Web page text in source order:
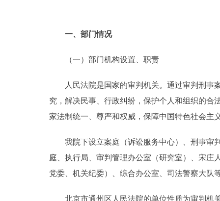
一、部门情况
（一）部门机构设置、职责
人民法院是国家的审判机关。通过审判刑事案
究，解决民事、行政纠纷，保护个人和组织的合
家法制统一、尊严和权威，保障中国特色社会主
我院下设立案庭（诉讼服务中心）、刑事审判
庭、执行局、审判管理办公室（研究室）、宋庄
党委、机关纪委）、综合办公室、司法警察大队
北京市通州区人民法院的单位性质为审判机